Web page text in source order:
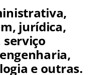
jurídica,
e outras.